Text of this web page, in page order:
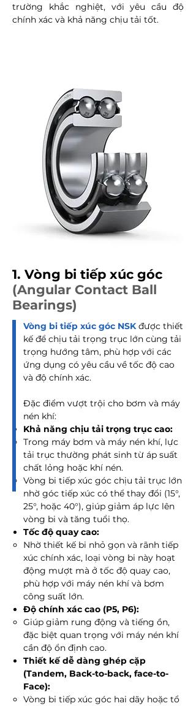
trường khắc nghiệt, với yêu cầu độ
chính xác và khả năng chịu tải tốt.
1. Vòng bi tiếp xúc góc
(Angular Contact Ball
Bearings)​
Vòng bi tiếp xúc góc NSK được thiết
kế để chịu tải trọng trục lớn cùng tải
trọng hướng tâm, phù hợp với các
ứng dụng có yêu cầu về tốc độ cao
và độ chính xác.
Đặc điểm vượt trội cho bơm và máy
nén khí:
Khả năng chịu tải trọng trục cao:
Trong máy bơm và máy nén khí, lực
tải trục thường phát sinh từ áp suất
chất lỏng hoặc khí nén.
Vòng bi tiếp xúc góc chịu tải trục lớn
nhờ góc tiếp xúc có thể thay đổi (15°,
25°, hoặc 40°), giúp giảm áp lực lên
vòng bi và tăng tuổi thọ.
Tốc độ quay cao:
Nhờ thiết kế bi nhỏ gọn và rãnh tiếp
xúc chính xác, loại vòng bi này hoạt
động mượt mà ở tốc độ quay cao,
phù hợp với máy nén khí và bơm
công suất lớn.
Độ chính xác cao (P5, P6):
Giúp giảm rung động và tiếng ồn,
đặc biệt quan trọng với máy nén khí
cần độ ổn định cao.
Thiết kế dễ dàng ghép cặp
(Tandem, Back-to-back, face-to-
Face):
Vòng bi tiếp xúc góc hai dãy hoặc tổ